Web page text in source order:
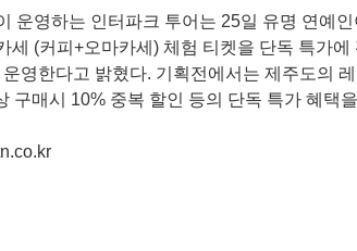
운영하는 인터파크 투어는 25일 유명 연예
세 (커피+오마카세) 체험 티켓을 단독 특가에
운영한다고 밝혔다. 기획전에서는 제주도의
구매시 10% 중복 할인 등의 단독 특가 혜택